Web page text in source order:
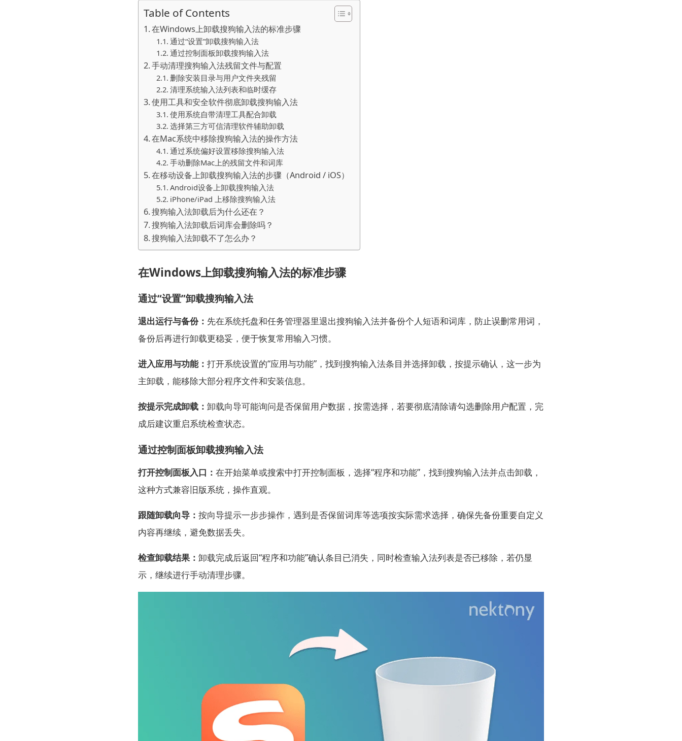
Table of Contents
在Windows上卸载搜狗输入法的标准步骤
通过“设置”卸载搜狗输入法
通过控制面板卸载搜狗输入法
手动清理搜狗输入法残留文件与配置
删除安装目录与用户文件夹残留
清理系统输入法列表和临时缓存
使用工具和安全软件彻底卸载搜狗输入法
使用系统自带清理工具配合卸载
选择第三方可信清理软件辅助卸载
在Mac系统中移除搜狗输入法的操作方法
通过系统偏好设置移除搜狗输入法
手动删除Mac上的残留文件和词库
在移动设备上卸载搜狗输入法的步骤（Android / iOS）
Android设备上卸载搜狗输入法
iPhone/iPad 上移除搜狗输入法
搜狗输入法卸载后为什么还在？
搜狗输入法卸载后词库会删除吗？
搜狗输入法卸载不了怎么办？
在Windows上卸载搜狗输入法的标准步骤
通过“设置”卸载搜狗输入法
退出运行与备份： 先在系统托盘和任务管理器里退出搜狗输入法并备份个人短语和词库，防止误删常用词，
备份后再进行卸载更稳妥，便于恢复常用输入习惯。
进入应用与功能： 打开系统设置的“应用与功能”，找到搜狗输入法条目并选择卸载，按提示确认，这一步为
主卸载，能移除大部分程序文件和安装信息。
按提示完成卸载： 卸载向导可能询问是否保留用户数据，按需选择，若要彻底清除请勾选删除用户配置，完
成后建议重启系统检查状态。
通过控制面板卸载搜狗输入法
打开控制面板入口： 在开始菜单或搜索中打开控制面板，选择“程序和功能”，找到搜狗输入法并点击卸载，
这种方式兼容旧版系统，操作直观。
跟随卸载向导： 按向导提示一步步操作，遇到是否保留词库等选项按实际需求选择，确保先备份重要自定义
内容再继续，避免数据丢失。
检查卸载结果： 卸载完成后返回“程序和功能”确认条目已消失，同时检查输入法列表是否已移除，若仍显
示，继续进行手动清理步骤。